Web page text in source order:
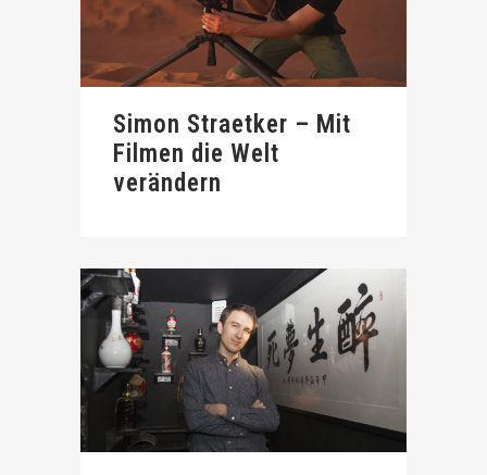
Simon Straetker – Mit
Filmen die Welt
verändern